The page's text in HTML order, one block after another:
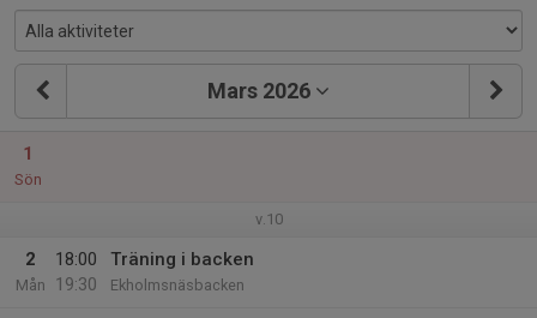
Mars 2026
1
Sön
v.10
2
Mån
18:00
19:30
Träning i backen
Ekholmsnäsbacken